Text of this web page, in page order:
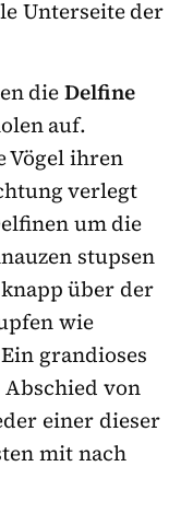
Unterseite der
dieDelfine
auf.
Vögel ihren
verlegt
um die
stupsen
über der
wie
grandioses
Abschied von
einer dieser
mit nach